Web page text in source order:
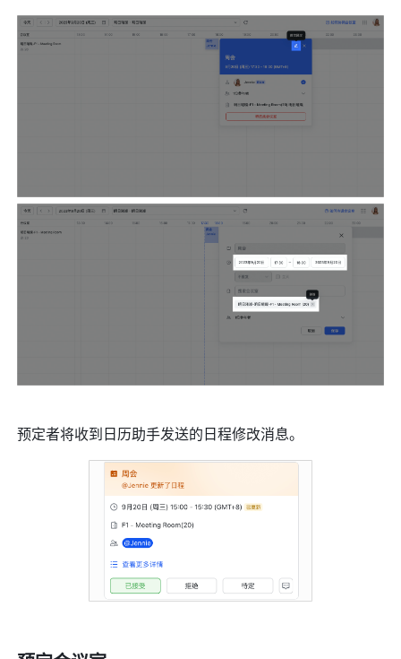
预定者将收到日历助手发送的日程修改消息。